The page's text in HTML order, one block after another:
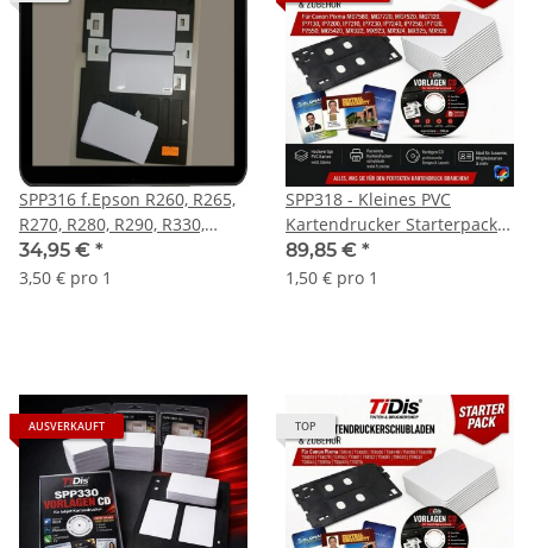
SPP316 f.Epson R260, R265,
R270, R280, R290, R330,
R390, R680, EP705, T50, T60,
A50, P50 Kartendrucker
34,95 € *
3,50 € pro 1
SPP318 - Kleines PVC
Kartendrucker Starterpack
"alles drin"
Kartenschublade -
89,85 € *
1,50 € pro 1
AUSVERKAUFT TOP